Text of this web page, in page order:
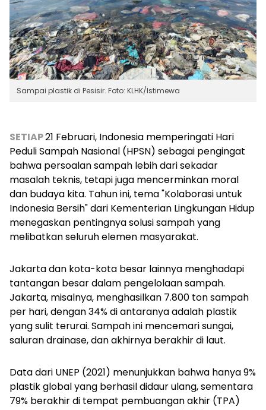
Sampai plastik di Pesisir. Foto: KLHK/Istimewa
SETIAP21 Februari, Indonesia memperingati Hari
Peduli Sampah Nasional (HPSN) sebagai pengingat
bahwa persoalan sampah lebih dari sekadar
masalah teknis, tetapi juga mencerminkan moral
dan budaya kita. Tahun ini, tema "Kolaborasi untuk
Indonesia Bersih" dari Kementerian Lingkungan Hidup
menegaskan pentingnya solusi sampah yang
melibatkan seluruh elemen masyarakat.
Jakarta dan kota-kota besar lainnya menghadapi
tantangan besar dalam pengelolaan sampah.
Jakarta, misalnya, menghasilkan 7.800 ton sampah
per hari, dengan 34% di antaranya adalah plastik
yang sulit terurai. Sampah ini mencemari sungai,
saluran drainase, dan akhirnya berakhir di laut.
Data dari UNEP (2021) menunjukkan bahwa hanya 9%
plastik global yang berhasil didaur ulang, sementara
79% berakhir di tempat pembuangan akhir (TPA)